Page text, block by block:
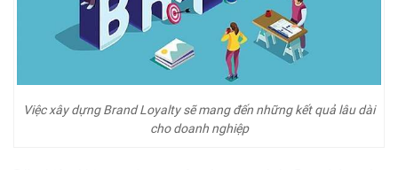
Việc xây dựng Brand Loyalty sẽ mang đến những kết quả lâu dài
cho doanh nghiệp